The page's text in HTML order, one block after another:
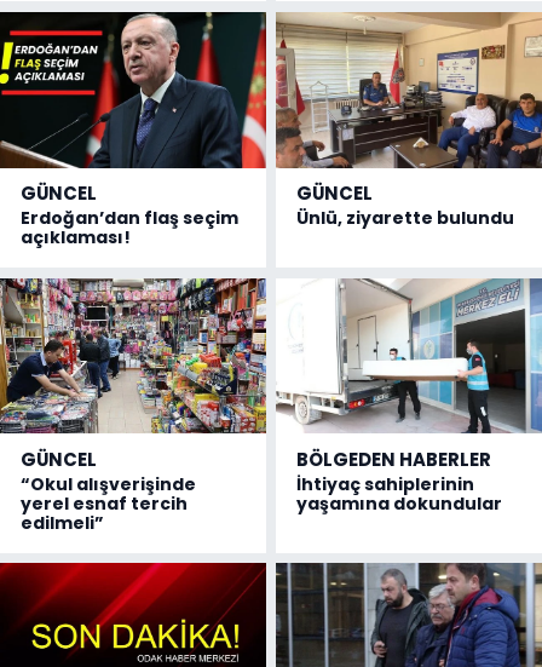
GÜNCEL
Erdoğan’dan flaş seçim
açıklaması!
GÜNCEL
Ünlü, ziyarette bulundu
GÜNCEL
“Okul alışverişinde
yerel esnaf tercih
edilmeli”
BÖLGEDEN HABERLER
İhtiyaç sahiplerinin
yaşamına dokundular